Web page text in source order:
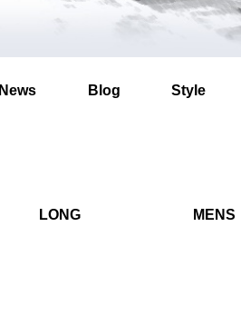
News Blog Style
LONG MENS